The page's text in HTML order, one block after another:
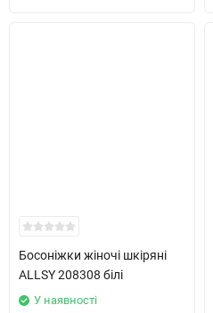
Босоніжки жіночі шкіряні
ALLSY 208308 білі
У наявності